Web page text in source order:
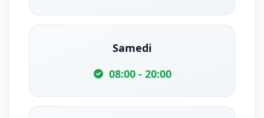
Samedi
08:00 - 20:00